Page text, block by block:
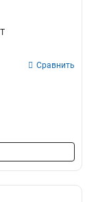
Сравнить